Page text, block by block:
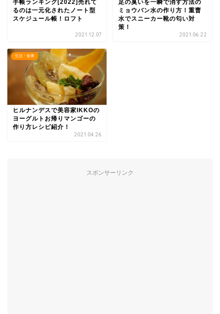
手帳ランキング[2022]売れて
るのは一元化されたノート型
スケジュール帳！ロフト
2021.12.07
足の臭いを一瞬で消す方法の
ミョウバン水の作り方！重曹
水でスニーカー靴の匂い対
策！
2021.06.22
生活・食事
ヒルナンデスで美容家IKKOの
ヨーグルトお帰りマンゴーの
作り方レシピ紹介！
2021.04.26
スポンサーリンク